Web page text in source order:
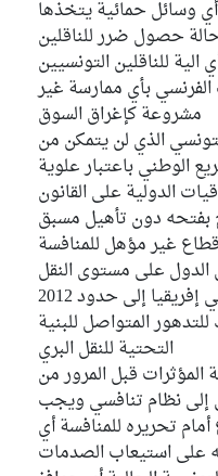
وسائل حمائية يتخذها
حصول ضرر للناقلين
للناقلين التونسيين
بأي ممارسة غير
مشروعة كإغراق السوق
الذي لن يتمكن من
الوطني باعتبار علوية
الدولية على القانون
بفتحه دون تأهيل مسبق
غير مؤهل للمنافسة
على مستوى النقل
البري على الطرقات في إفريقيا إلى حدود 2012
المتواصل للبنية
التحتية للنقل البري
قبل المرور من
إلى نظام تنافسي ويجب
تحريره للمنافسة أي
على استيعاب الصدمات